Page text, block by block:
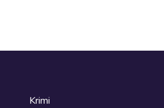
Krimi